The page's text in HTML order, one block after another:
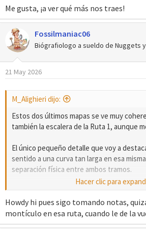
Me gusta, ¡a ver qué más nos traes!
Fossilmaniac06
Biógrafiologo a sueldo de Nuggets
21 May 2026
M_Alighieri dijo:
Estos dos últimos mapas se ve muy
también la escalera de la Ruta 1, aunque
El único pequeño detalle que voy a
sentido a una curva tan larga en esa
separación física entre ambos tramos.
Hacer clic para
Howdy hi pues sigo tomando notas,
montículo en esa ruta, cuando le de la